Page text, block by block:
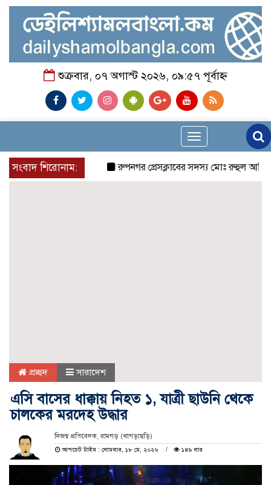
শুক্রবার, ০৭ অগাস্ট ২০২৬, ০৯:৫৭ পূর্বাহ্ন
Toggle
navigation
সংবাদ শিরোনাম:
রুপনগর প্রেসক্লাবের সদস্য মোঃ রুহুল আমিন এর
প্রচ্ছদ সারাদেশ
এসি বাসের ধাক্কায় নিহত ১, যাত্রী ছাউনি থেকে
চালকের মরদেহ উদ্ধার
নিজস্ব প্রতিবেদক, রামগড় (খাগড়াছড়ি)
আপডেট টাইম : সোমবার, ১৮ মে, ২০২৬
১৪৯ বার